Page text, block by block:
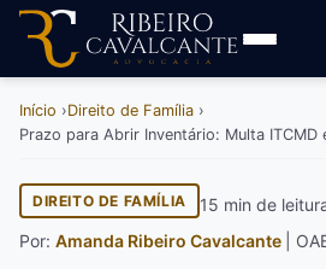
Início
Direito de Família
Prazo para Abrir Inventário: Multa ITCMD
DIREITO DE FAMÍLIA
15 min de
Por: Amanda Ribeiro Cavalcante |